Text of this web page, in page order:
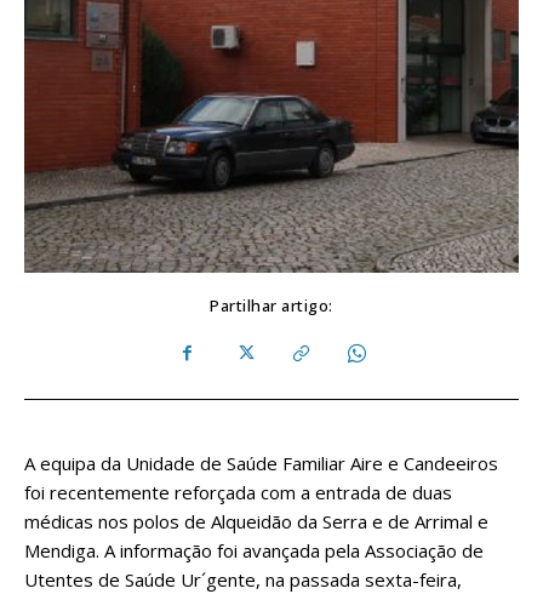
Partilhar artigo:
A equipa da Unidade de Saúde Familiar Aire e Candeeiros
foi recentemente reforçada com a entrada de duas
médicas nos polos de Alqueidão da Serra e de Arrimal e
Mendiga. A informação foi avançada pela Associação de
Utentes de Saúde Ur´gente, na passada sexta-feira,